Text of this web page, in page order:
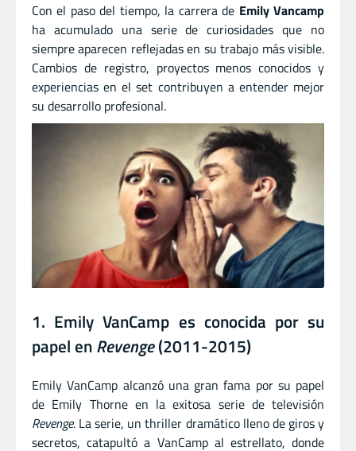
Con el paso del tiempo, la carrera de Emily Vancamp
ha acumulado una serie de curiosidades que no
siempre aparecen reflejadas en su trabajo más visible.
Cambios de registro, proyectos menos conocidos y
experiencias en el set contribuyen a entender mejor
su desarrollo profesional.
1. Emily VanCamp es conocida por su
papel enRevenge(2011-2015)
Emily VanCamp alcanzó una gran fama por su papel
de Emily Thorne en la exitosa serie de televisión
Revenge. La serie, un thriller dramático lleno de giros y
secretos, catapultó a VanCamp al estrellato, donde